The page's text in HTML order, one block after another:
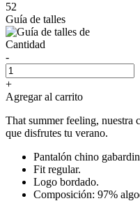
52
Guía de talles
Cantidad
-
+
Agregar al carrito
That summer feeling, nuestra
que disfrutes tu verano.
Pantalón chino
Fit regular.
Logo bordado.
Composición: 97%